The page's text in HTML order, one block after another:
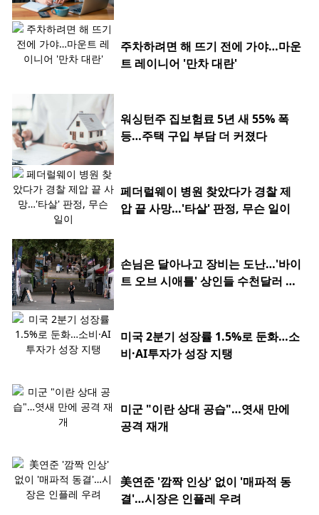
주차하려면 해 뜨기 전에 가야…마운
트 레이니어 '만차 대란'
워싱턴주 집보험료 5년 새 55% 폭
등…주택 구입 부담 더 커졌다
페더럴웨이 병원 찾았다가 경찰 제
압 끝 사망…'타살' 판정, 무슨 일이
손님은 달아나고 장비는 도난…'바이
트 오브 시애틀' 상인들 수천달러 피
미국 2분기 성장률 1.5%로 둔화…소
비·AI투자가 성장 지탱
미군 "이란 상대 공습"…엿새 만에
공격 재개
美연준 '깜짝 인상' 없이 '매파적 동
결'…시장은 인플레 우려